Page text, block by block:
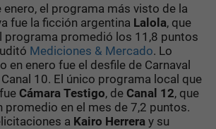
enero, el programa más visto de la
fue la ficción argentina Lalola, que
programa promedió los 11,8 puntos
Mediciones & Mercado. Lo
en enero fue el desfile de Carnaval
10. El único programa local que
Cámara Testigo, de Canal 12, que
promedio en el mes de 7,2 puntos.
a Kairo Herrera y su